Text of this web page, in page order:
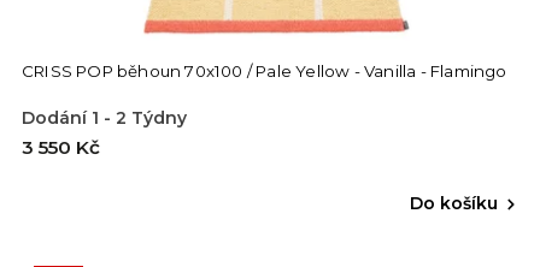
CRISS POP běhoun 70x100 / Pale Yellow - Vanilla - Flamingo
Dodání 1 - 2 Týdny
3 550 Kč
Do košíku